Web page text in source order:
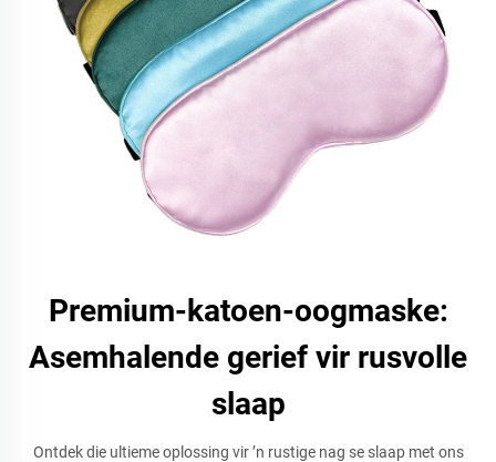
Premium-katoen-oogmaske:
Asemhalende gerief vir rusvolle
slaap
Ontdek die ultieme oplossing vir ’n rustige nag se slaap met ons